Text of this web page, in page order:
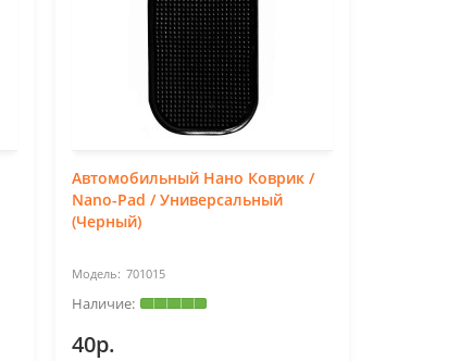
Автомобильный Нано Коврик /
Nano-Pad / Универсальный
(Черный)
701015
40р.